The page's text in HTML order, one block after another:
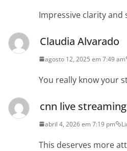
Impressive clarity and
Claudia Alvarado
agosto 12, 2025 em 7:49 am
You really know your
cnn live
abril 4, 2026 em 7:19 pm
This deserves more